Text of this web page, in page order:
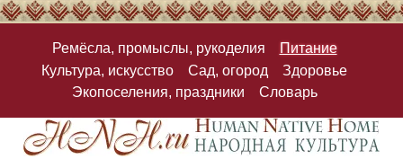
Ремёсла, промыслы, рукоделия
Питание
Культура, искусство
Сад, огород
Здоровье
Экопоселения, праздники
Словарь